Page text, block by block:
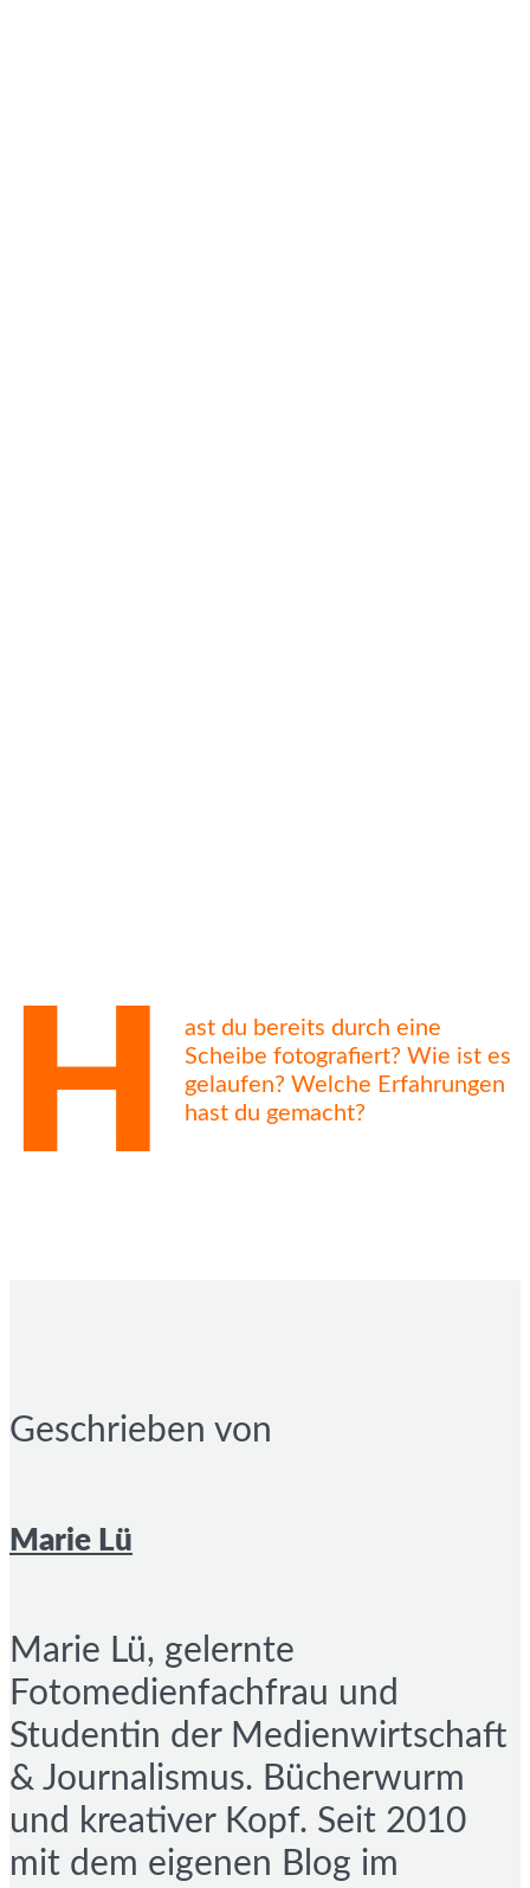
H
ast du bereits durch eine
Scheibe fotografiert? Wie ist es
gelaufen? Welche Erfahrungen
hast du gemacht?
Geschrieben von
Marie Lü
Marie Lü, gelernte
Fotomedienfachfrau und
Studentin der Medienwirtschaft
& Journalismus. Bücherwurm
und kreativer Kopf. Seit 2010
mit dem eigenen Blog im